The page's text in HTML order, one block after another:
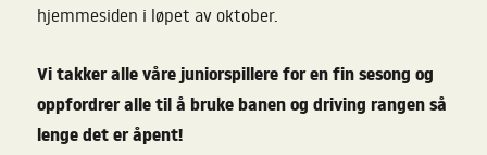
hjemmesiden i løpet av oktober.
Vi takker alle våre juniorspillere for en fin sesong og
oppfordrer alle til å bruke banen og driving rangen så
lenge det er åpent!